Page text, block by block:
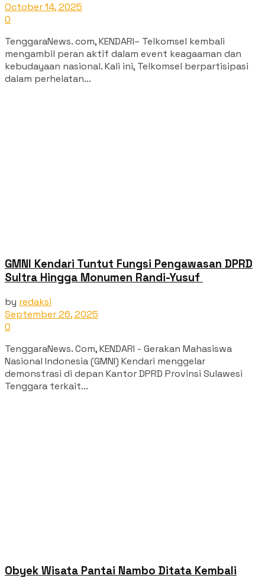
October 14, 2025
0
TenggaraNews. com, KENDARI– Telkomsel kembali
mengambil peran aktif dalam event keagaaman dan
kebudayaan nasional. Kali ini, Telkomsel berpartisipasi
dalam perhelatan...
GMNI Kendari Tuntut Fungsi Pengawasan DPRD
Sultra Hingga Monumen Randi-Yusuf ‎
by redaksi
September 26, 2025
0
‎TenggaraNews. Com, KENDARI - Gerakan Mahasiswa
Nasional Indonesia (GMNI) Kendari menggelar
demonstrasi di depan Kantor DPRD Provinsi Sulawesi
Tenggara terkait...
Obyek Wisata Pantai Nambo Ditata Kembali